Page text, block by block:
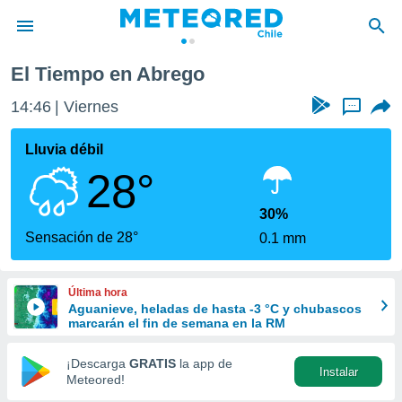
de
por
se
calidad.
a este
las
y
forma
digital
basada
El Tiempo en Abrego
14:46 Viernes ...
Lluvia débil
28°
Sensación de 28°
30%
0.1 mm
Última hora
Aguanieve, heladas de hasta -3 °C y chubascos
marcarán el fin de semana en la RM
¡Descarga GRATIS la app de
Meteored!
Instalar